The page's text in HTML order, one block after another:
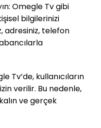
Omegle Tv gibi
bilgilerinizi
adresiniz, telefon
Tv’de, kullanıcıların
verilir. Bu nedenle,
ve gerçek